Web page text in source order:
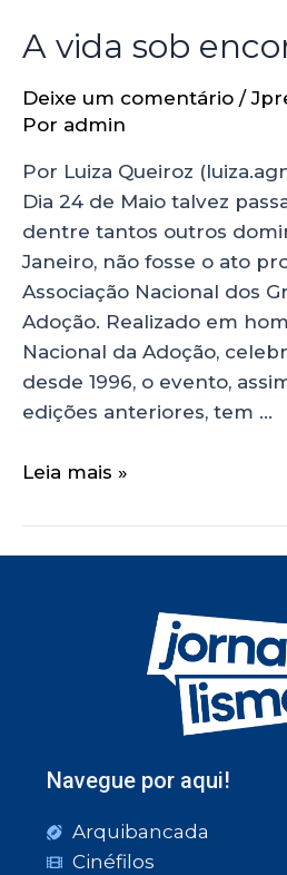
A vida sob
Deixe um comentário /
Por admin
Por Luiza Queiroz
Dia 24 de Maio talvez
dentre tantos outros
Janeiro, não fosse o ato
Associação Nacional dos
Adoção. Realizado em
Nacional da Adoção,
desde 1996, o evento,
edições anteriores, tem …
Leia mais »
Navegue por aqui!
Arquibancada
Cinéfilos